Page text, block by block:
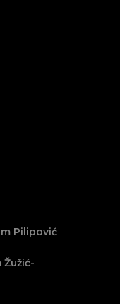
Pilipović
Žužić-